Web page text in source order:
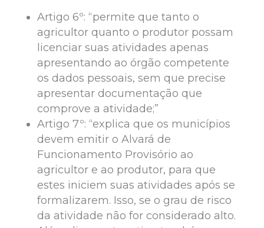
Artigo 6º: “permite que tanto o
agricultor quanto o produtor possam
licenciar suas atividades apenas
apresentando ao órgão competente
os dados pessoais, sem que precise
apresentar documentação que
comprove a atividade;”
Artigo 7º: “explica que os municípios
devem emitir o Alvará de
Funcionamento Provisório ao
agricultor e ao produtor, para que
estes iniciem suas atividades após se
formalizarem. Isso, se o grau de risco
da atividade não for considerado alto.